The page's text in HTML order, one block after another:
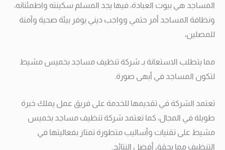
المساجد هي بيوت العبادة، فيها يجد المسلم سكينته واطمئنانه،
ونظافة المساجد أمر حتمي وواجب ديني يوفر بيئة صحية وآمنة
للمصلين،
مما يتطلب الاستعانة بـ شركة تنظيف مساجد بخميس مشيط
لتكون المساجد في أبهى صورة.
تعتمد الشركة في تقديمها للخدمة على فريق عمل يملك خبرة
طويلة في المجال، كما تعتمد شركة تنظيف مساجد بخميس
مشيط على تقنيات وأساليب متطورة تمتاز بفعاليتها في
التنظيف مما يحقق أفضل النتائج.